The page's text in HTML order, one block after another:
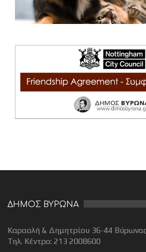
ΔΗΜΟΣ ΒΥΡΩΝΑ
Καραολή & Δημητρίου 36-44
Τηλ. Κέντρο: 213 2008600